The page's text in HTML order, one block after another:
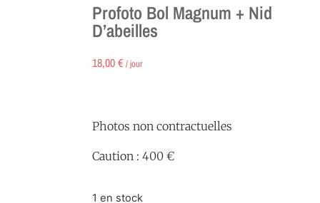
Profoto Bol Magnum + Nid
D’abeilles
18,00€ / jour
Photos non contractuelles
Caution : 400 €
1 en stock